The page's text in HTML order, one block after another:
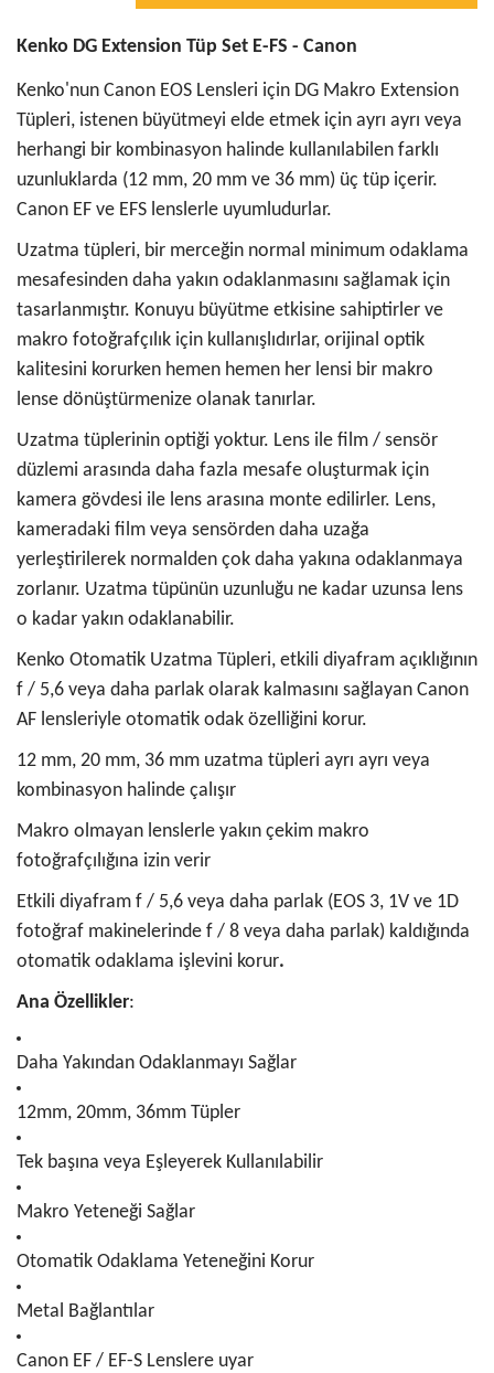
Kenko DG Extension Tüp Set E-FS - Canon
Kenko'nun Canon EOS Lensleri için DG Makro Extension
Tüpleri, istenen büyütmeyi elde etmek için ayrı ayrı veya
herhangi bir kombinasyon halinde kullanılabilen farklı
uzunluklarda (12 mm, 20 mm ve 36 mm) üç tüp içerir.
Canon EF ve EFS lenslerle uyumludurlar.
Uzatma tüpleri, bir merceğin normal minimum odaklama
mesafesinden daha yakın odaklanmasını sağlamak için
tasarlanmıştır. Konuyu büyütme etkisine sahiptirler ve
makro fotoğrafçılık için kullanışlıdırlar, orijinal optik
kalitesini korurken hemen hemen her lensi bir makro
lense dönüştürmenize olanak tanırlar.
Uzatma tüplerinin optiği yoktur. Lens ile film / sensör
düzlemi arasında daha fazla mesafe oluşturmak için
kamera gövdesi ile lens arasına monte edilirler. Lens,
kameradaki film veya sensörden daha uzağa
yerleştirilerek normalden çok daha yakına odaklanmaya
zorlanır. Uzatma tüpünün uzunluğu ne kadar uzunsa lens
o kadar yakın odaklanabilir.
Kenko Otomatik Uzatma Tüpleri, etkili diyafram açıklığının
f / 5,6 veya daha parlak olarak kalmasını sağlayan Canon
AF lensleriyle otomatik odak özelliğini korur.
12 mm, 20 mm, 36 mm uzatma tüpleri ayrı ayrı veya
kombinasyon halinde çalışır
Makro olmayan lenslerle yakın çekim makro
fotoğrafçılığına izin verir
Etkili diyafram f / 5,6 veya daha parlak (EOS 3, 1V ve 1D
fotoğraf makinelerinde f / 8 veya daha parlak) kaldığında
otomatik odaklama işlevini korur.
Ana Özellikler:
Daha Yakından Odaklanmayı Sağlar
12mm, 20mm, 36mm Tüpler
Tek başına veya Eşleyerek Kullanılabilir
Makro Yeteneği Sağlar
Otomatik Odaklama Yeteneğini Korur
Metal Bağlantılar
Canon EF / EF-S Lenslere uyar